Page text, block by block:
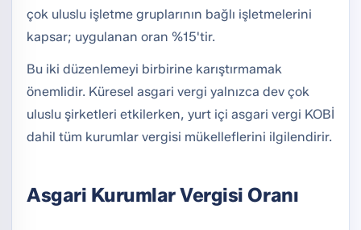
çok uluslu işletme gruplarının bağlı işletmelerini
kapsar; uygulanan oran %15'tir.
Bu iki düzenlemeyi birbirine karıştırmamak
önemlidir. Küresel asgari vergi yalnızca dev çok
uluslu şirketleri etkilerken, yurt içi asgari vergi KOBİ
dahil tüm kurumlar vergisi mükelleflerini ilgilendirir.
Asgari Kurumlar Vergisi Oranı